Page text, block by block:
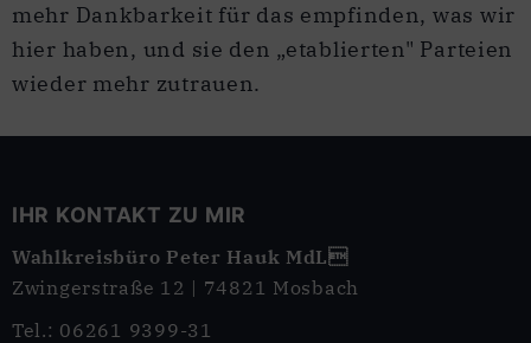
mehr Dankbarkeit für das empfinden, was wir
hier haben, und sie den „etablierten" Parteien
wieder mehr zutrauen.
IHR KONTAKT ZU MIR
Wahlkreisbüro Peter Hauk MdL
Zwingerstraße 12 | 74821 Mosbach
Tel.: 06261 9399-31